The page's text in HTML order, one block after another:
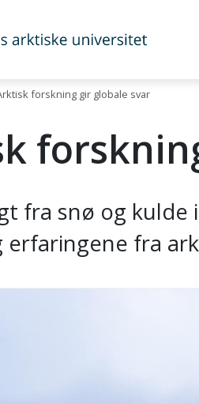
universitet
forskning gir globale svar
fra snø og
erfaringene fra